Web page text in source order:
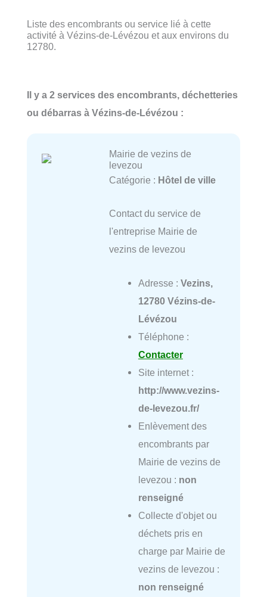
Liste des encombrants ou service lié à cette
activité à Vézins-de-Lévézou et aux environs du
12780.
Il y a 2 services des encombrants, déchetteries
ou débarras à Vézins-de-Lévézou :
Mairie de vezins de
levezou
Catégorie : Hôtel de ville
Contact du service de
l'entreprise Mairie de
vezins de levezou
Adresse : Vezins,
12780 Vézins-de-
Lévézou
Téléphone :
Contacter
Site internet :
http://www.vezins-
de-levezou.fr/
Enlèvement des
encombrants par
Mairie de vezins de
levezou : non
renseigné
Collecte d'objet ou
déchets pris en
charge par Mairie de
vezins de levezou :
non renseigné